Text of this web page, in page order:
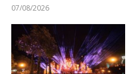
07/08/2026